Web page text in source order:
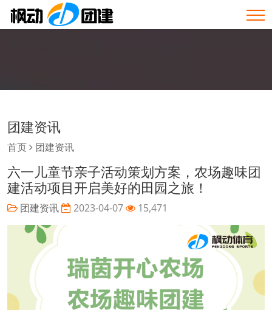
团建资讯
首页 团建资讯
六一儿童节亲子活动策划方案，农场趣味团
建活动项目开启美好的田园之旅！
团建资讯 2023-04-07 15,471